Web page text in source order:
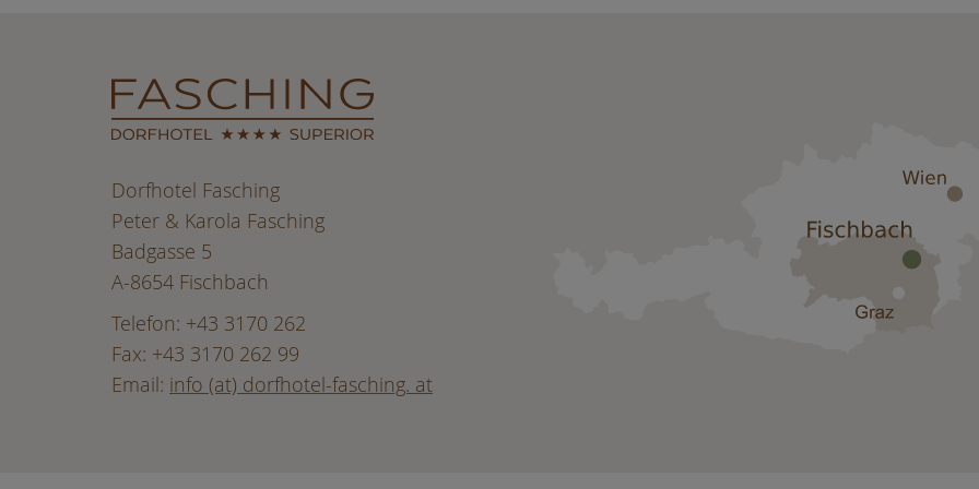
Dorfhotel Fasching
Peter & Karola Fasching
Badgasse 5
A-8654 Fischbach
Telefon: +43 3170 262
Fax: +43 3170 262 99
Email: info (at) dorfhotel-fasching. at